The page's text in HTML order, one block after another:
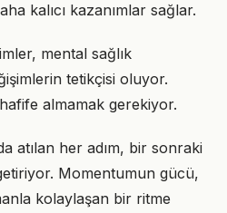
kalıcı kazanımlar sağlar.
mental sağlık
tetikçisi oluyor.
almamak gerekiyor.
atılan her adım, bir sonraki
Momentumun gücü,
kolaylaşan bir ritme